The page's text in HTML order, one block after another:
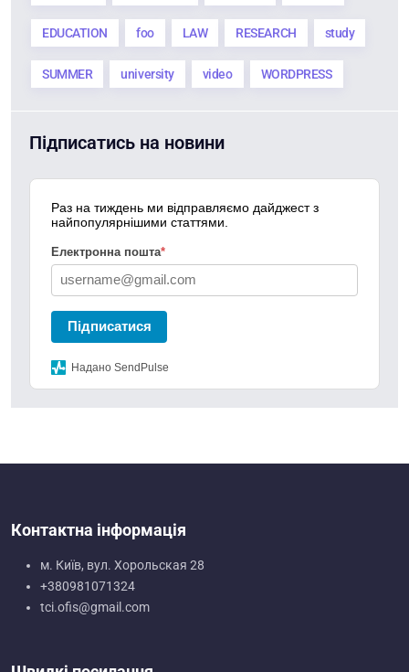
EDUCATION foo LAW RESEARCH study
SUMMER university video WORDPRESS
Підписатись на новини
Раз на тиждень ми відправляємо дайджест з
найпопулярнішими статтями.
Електронна пошта*
Підписатися
Надано SendPulse
Контактна інформація
м. Київ, вул. Хорольская 28
+380981071324
tci.ofis@gmail.com